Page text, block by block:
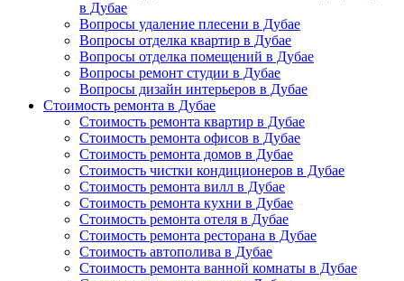
в Дубае
Вопросы удаление плесени в Дубае
Вопросы отделка квартир в Дубае
Вопросы отделка помещений в Дубае
Вопросы ремонт студии в Дубае
Вопросы дизайн интерьеров в Дубае
Стоимость ремонта в Дубае
Стоимость ремонта квартир в Дубае
Стоимость ремонта офисов в Дубае
Стоимость ремонта домов в Дубае
Стоимость чистки кондиционеров в Дубае
Стоимость ремонта вилл в Дубае
Стоимость ремонта кухни в Дубае
Стоимость ремонта отеля в Дубае
Стоимость ремонта ресторана в Дубае
Стоимость автополива в Дубае
Стоимость ремонта ванной комнаты в Дубае